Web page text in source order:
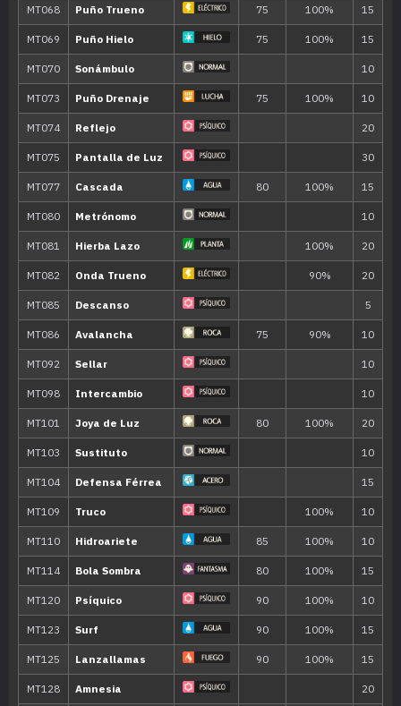
30 Surf 90
33 Relajo
36 Psíquico 90
39 Más Psique
42 Danza Lluvia
45 Pulso Cura
Movimiento Tipo
Eructo 120
Bloqueo
Tambor
Pisotón 65
MT/MO Movimiento Tipo Poder